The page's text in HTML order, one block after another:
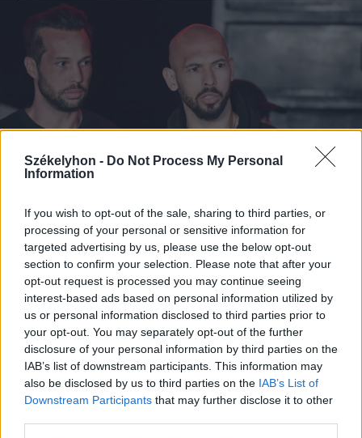
Székelyhon - Do Not Process My Personal
Information
If you wish to opt-out of the sale, sharing to third parties, or
processing of your personal or sensitive information for
targeted advertising by us, please use the below opt-out
section to confirm your selection. Please note that after your
opt-out request is processed you may continue seeing
interest-based ads based on personal information utilized by
us or personal information disclosed to third parties prior to
your opt-out. You may separately opt-out of the further
disclosure of your personal information by third parties on the
IAB’s list of downstream participants. This information may
also be disclosed by us to third parties on the IAB’s List of
Downstream Participants that may further disclose it to other
2026. július 19., vasárnap
Őrizetbe vették a Romániában is
súlyos bűncselekményekkel vádolt
Tate testvéreket